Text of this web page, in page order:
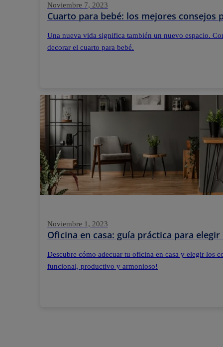
Noviembre 7, 2023
Cuarto para bebé: los mejores consejos
Una nueva vida significa también un nuevo espacio.
decorar el cuarto para bebé.
Noviembre 1, 2023
Oficina en casa: guía práctica para
Descubre cómo adecuar tu oficina en casa y elegir los
funcional, productivo y armonioso!